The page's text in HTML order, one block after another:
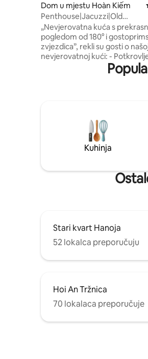
Dom u mjestu Hoàn Kiếm
Penthouse|Jacuzzi|Old
Quarter|KitchenlNetflixTV
„Nevjerovatna kuća s
pogledom od 180° i
zvjezdica”, rekli su gosti o
nevjerovatnoj kući: -
kvadratnih metara (krov -
minuta hoda do centra grada - 10 minuta
hoda do željezničke stanice i
aerodromskog autobusa - Prilično
sigurno okruženje - Besplatna lista hrane
aerodroma (uz naknadu) -
Kuhinja
Stari kvart Hanoja
52 lokalca preporučuju
Hoi An Tržnica
70 lokalaca preporučuje